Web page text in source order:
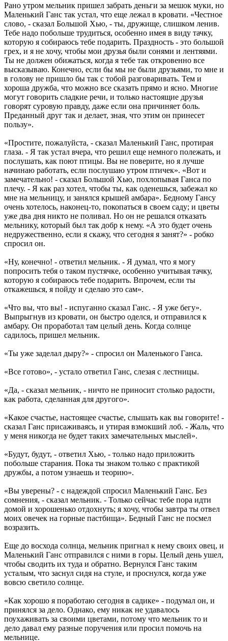
Рано утром мельник пришел забрать деньги за мешок муки, но
Маленький Ганс так устал, что еще лежал в кровати. «Честное
слово, - сказал Большой Хью, - ты, дружище, слишком ленив.
Тебе надо побольше трудиться, особенно имея в виду тачку,
которую я собираюсь тебе подарить. Праздность - это большой
грех, и я не хочу, чтобы мои друзья были сонями и лентяями.
Ты не должен обижаться, когда я тебе так откровенно все
высказываю. Конечно, если бы мы не были друзьями, то мне и
в голову не пришло бы так с тобой разговаривать. Тем и
хороша дружба, что можно все сказать прямо и ясно. Многие
могут говорить сладкие речи, и только настоящие друзья
говорят суровую правду, даже если она причиняет боль.
Преданный друг так и делает, зная, что этим он принесет
пользу».
«Простите, пожалуйста, - сказал Маленький Ганс, протирая
глаза. - Я так устал вчера, что решил еще немного полежать, и
послушать, как поют птицы. Вы не поверите, но я лучше
начинаю работать, если послушаю утром птичек». «Вот и
замечательно! - сказал Большой Хью, похлопывая Ганса по
плечу. - Я как раз хотел, чтобы ты, как оденешься, забежал ко
мне на мельницу, и занялся крышей амбара». Бедному Гансу
очень хотелось, наконец-то, покопаться в своем саду; и цветы
уже два дня никто не поливал. Но он не решался отказать
мельнику, который был так добр к нему. «А это будет очень
недружественно, если я скажу, что сегодня я занят?» - робко
спросил он.
«Ну, конечно! - ответил мельник. - Я думал, что я могу
попросить тебя о таком пустячке, особенно учитывая тачку,
которую я собираюсь тебе подарить. Впрочем, если ты
откажешься, я пойду и сделаю это сам».
«Что вы, что вы! - испуганно сказал Ганс. - Я уже бегу».
Выпрыгнув из кровати, он быстро оделся, и отправился к
амбару. Он проработал там целый день. Когда солнце
садилось, пришел мельник.
«Ты уже заделал дыру?» - спросил он Маленького Ганса.
«Все готово», - устало ответил Ганс, слезая с лестницы.
«Да, - сказал мельник, - ничто не приносит столько радости,
как работа, сделанная для другого».
«Какое счастье, настоящее счастье, слышать как вы говорите! -
сказал Ганс присаживаясь, и утирая взмокший лоб. - Жаль, что
у меня никогда не будет таких замечательных мыслей».
«Будут, будут, - ответил Хью, - только надо приложить
побольше старания. Пока ты знаком только с практикой
дружбы, а потом узнаешь и теорию».
«Вы уверены? - с надеждой спросил Маленький Ганс. Без
сомнения, - сказал мельник. - Только сейчас тебе пора идти
домой и хорошенько отдохнуть; я хочу, чтобы завтра ты отвел
моих овечек на горные пастбища». Бедный Ганс не посмел
возразить.
Еще до восхода солнца, мельник пригнал к нему своих овец, и
Маленький Ганс отправился с ними в горы. Целый день ушел,
чтобы сводить их туда и обратно. Вернулся Ганс таким
усталым, что заснул сидя на стуле, и проснулся, когда уже
вовсю светило солнце.
«Как хорошо я поработаю сегодня в садике» - подумал он, и
принялся за дело. Однако, ему никак не удавалось
поухаживать за своими цветами, потому что мельник то и
дело давал ему разные поручения или просил помочь на
мельнице.